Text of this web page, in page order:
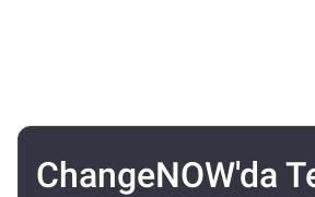
ChangeNOW'da